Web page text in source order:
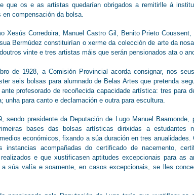
que os e as artistas quedarían obrigados a remitirlle á
compensación da bolsa.
Xesús Corredoira, Manuel Castro Gil, Benito Prieto Coussent,
Bermúdez constituirían o xerme da colección de arte da
vinte e tres artistas máis que serán pensionados ata o
de 1928, a Comisión Provincial acorda consignar, nos seus
seis bolsas para alumnado de Belas Artes que pretenda
profesorado de recoñecida capacidade artística: tres para
unha para canto e declamación e outra para escultura.
sendo presidente da Deputación de Lugo Manuel Baamonde,
bases das bolsas artísticas dirixidas a estudantes
económicos, fixando a súa duración en tres anualidades.
instancias acompañadas do certificado de nacemento,
e que xustificasen aptitudes excepcionais para as
a súa valía e soamente, en casos excepcionais, se lles